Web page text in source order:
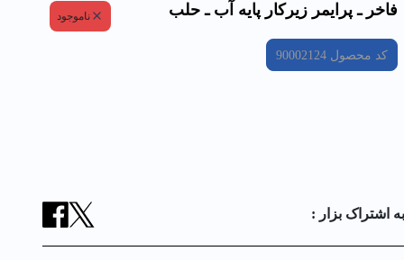
فاخر ـ پرايمر زيركار پايه آب ـ حلب ناموجود
کد محصول90002124
به اشتراک بزار :